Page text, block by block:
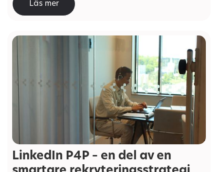
Läs mer
LinkedIn P4P – en del av en